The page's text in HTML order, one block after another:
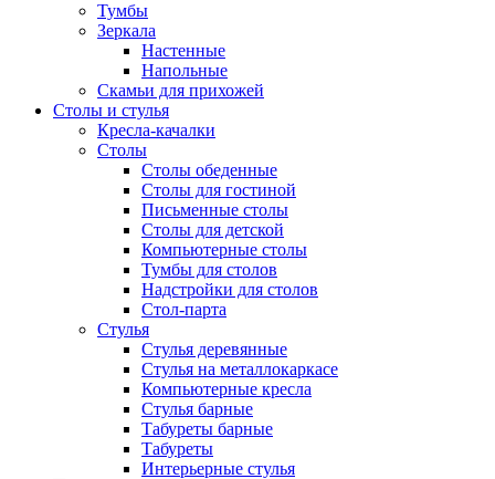
Тумбы
Зеркала
Настенные
Напольные
Скамьи для прихожей
Столы и стулья
Кресла-качалки
Столы
Столы обеденные
Столы для гостиной
Письменные столы
Столы для детской
Компьютерные столы
Тумбы для столов
Надстройки для столов
Стол-парта
Стулья
Стулья деревянные
Стулья на металлокаркасе
Компьютерные кресла
Стулья барные
Табуреты барные
Табуреты
Интерьерные стулья